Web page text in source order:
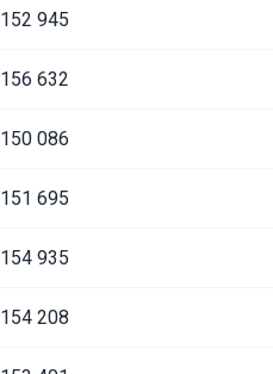
152 945
156 632
150 086
151 695
154 935
154 208